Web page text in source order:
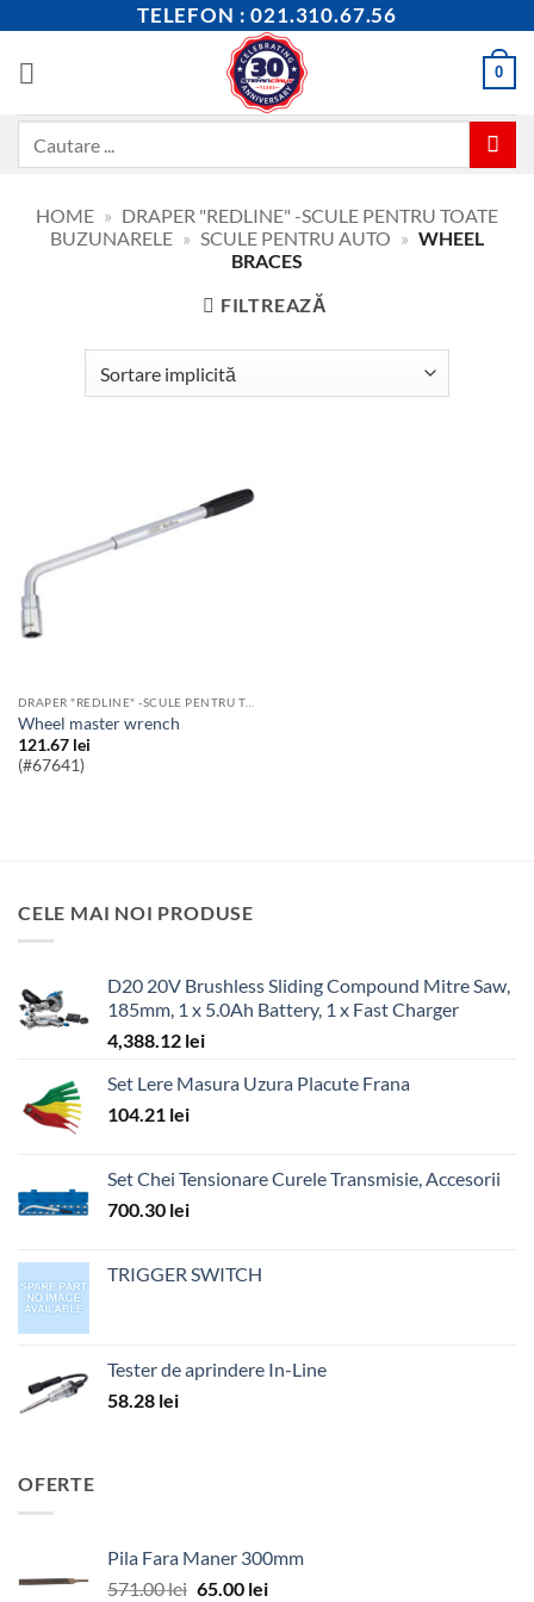
content
TELEFON : 021.310.67.56
0
HOME » DRAPER "REDLINE" -SCULE PENTRU TOATE
BUZUNARELE » SCULE PENTRU AUTO » WHEEL
BRACES
FILTREAZĂ
wheel master wrench
121.67 lei
(#67641)
CELE MAI NOI PRODUSE
D20 20V Brushless Sliding Compound Mitre Saw,
185mm, 1 x 5.0Ah Battery, 1 x Fast Charger
4,388.12 lei
Set Lere Masura Uzura Placute Frana
104.21 lei
Set Chei Tensionare Curele Transmisie, Accesorii
700.30 lei
TRIGGER SWITCH
Tester de aprindere In-Line
58.28 lei
OFERTE
Pila Fara Maner 300mm
571.00lei Prețul
65.00 leiPrețul